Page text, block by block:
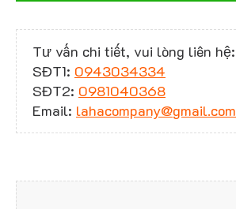
Tư vấn chi tiết, vui lòng liên hệ:
SĐT1: 0943034334
SĐT2: 0981040368
Email: lahacompany@gmail.com